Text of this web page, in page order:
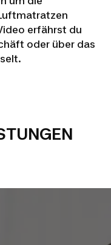
erfährst du
oder über das